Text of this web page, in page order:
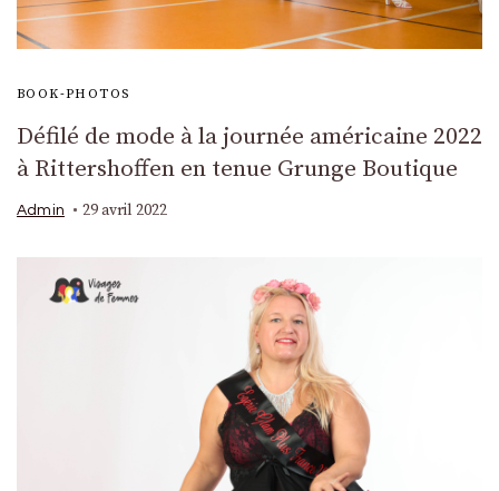
BOOK-PHOTOS
Défilé de mode à la journée américaine 2022
à Rittershoffen en tenue Grunge Boutique
Admin 29 avril 2022